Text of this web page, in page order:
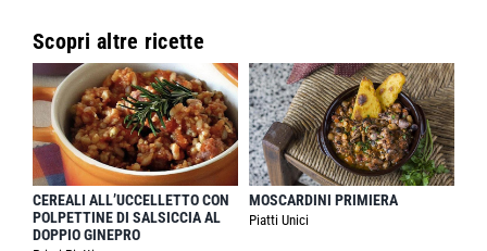
Scopri altre ricette
CEREALI ALL’UCCELLETTO CON
POLPETTINE DI SALSICCIA AL
DOPPIO GINEPRO
MOSCARDINI PRIMIERA
Piatti Unici